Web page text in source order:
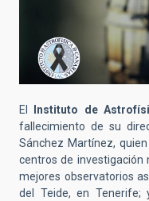
El Instituto de
fallecimiento de su
Sánchez Martínez,
centros de investigación
mejores observatorios
del Teide, en Tenerife;